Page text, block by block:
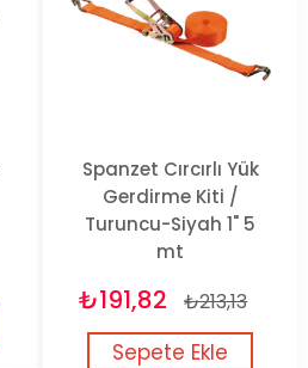
Spanzet Cırcırlı Yük
Gerdirme Kiti /
Turuncu-Siyah 1" 5
mt
₺191,82 ₺213,13
Sepete Ekle